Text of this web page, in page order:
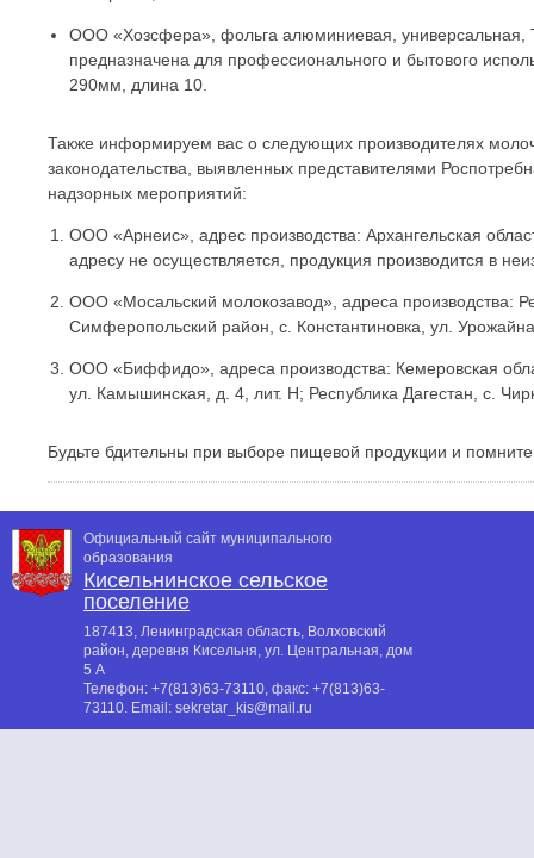
ООО «Хозсфера», фольга алюминиевая, универсальная,
предназначена для профессионального и бытового
290мм, длина 10.
Также информируем вас о следующих производителях
законодательства, выявленных представителями
надзорных мероприятий:
ООО «Арнеис», адрес производства: Архангельская
адресу не осуществляется, продукция производится в
ООО «Мосальский молокозавод», адреса производства:
Симферопольский район, с. Константиновка, ул.
ООО «Биффидо», адреса производства: Кемеровская
ул. Камышинская, д. 4, лит. Н; Республика Дагестан, с.
Будьте бдительны при выборе пищевой продукции и
Официальный сайт муниципального
образования
Кисельнинское сельское
поселение
187413, Ленинградская область, Волховский
район, деревня Кисельня, ул. Центральная, дом
5 А
Телефон: +7(813)63-73110, факс: +7(813)63-
73110. Email: sekretar_kis@mail.ru